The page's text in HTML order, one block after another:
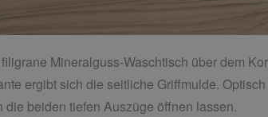
Mineralguss-Waschtisch über dem
ergibt sich die seitliche Griffmulde.
die beiden tiefen Auszüge öffnen lassen.